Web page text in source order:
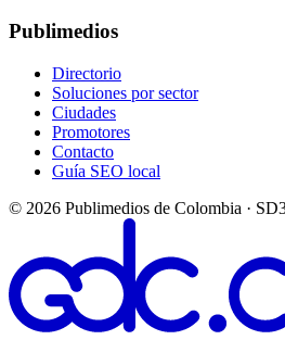
Publimedios
Directorio
Soluciones por sector
Ciudades
Promotores
Contacto
Guía SEO local
© 2026 Publimedios de Colombia ·